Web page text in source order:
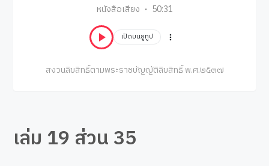
หนังสือเสียง 50:31
เปิดบนยูทูป
สงวนลิขสิทธิ์ตามพระราชบัญญัติลิขสิทธิ์ พ.ศ.๒๕๓๗
เล่ม 19 ส่วน 35